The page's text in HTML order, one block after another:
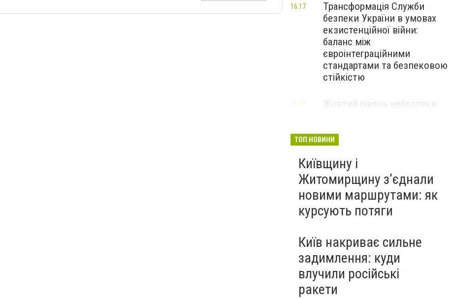
Трансформація Служби
безпеки України в умовах
екзистенційної війни:
баланс між
євроінтеграційними
стандартами та безпековою
стійкістю
16:17
Жовтий рівень небезпеки:
16:15
ТОП НОВИНИ
Київщину і
Житомирщину з’єднали
новими маршрутами: як
курсують потяги
Київ накриває сильне
задимлення: куди
влучили російські
ракети